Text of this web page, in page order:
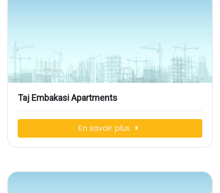
Taj Embakasi Apartments
En savoir plus